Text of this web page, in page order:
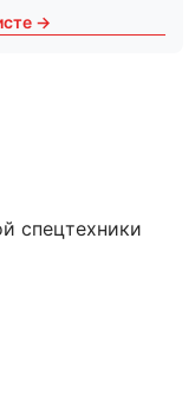
→
спецтехники